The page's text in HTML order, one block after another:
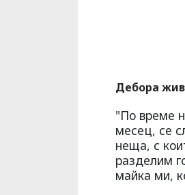
Дебора
"По време
месец, се
неща, с
разделим
майка ми,